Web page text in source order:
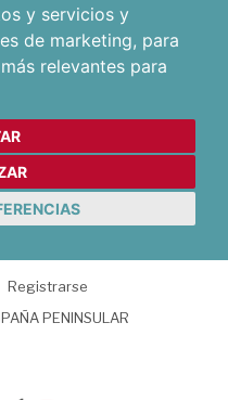
y servicios y
de marketing, para
relevantes para
Registrarse
PENINSULAR